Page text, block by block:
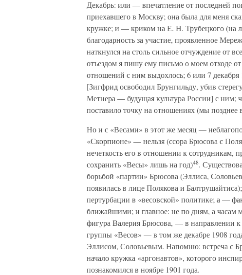
Декабрь: или — впечатление от последней
приехавшего в Москву; она была для меня
кружке; и — криком на Е. Н. Трубецкого (на
благодарность за участие, проявленное
наткнулся на столь сильное отчуждение от
отъездом я пишу ему письмо о моем отходе
отношений с ним выдохлось; 6 или 7 декабря
[Зигфрид освободил Брунгильду, убив
Метнера — будущая культура России] с ним;
поставило точку на отношениях (мы позднее
Но и с «Весами» в этот же месяц —
«Скорпионе» — нельзя (ссора Брюсова с
нечеткость его в отношении к
сохранить «Весы» лишь на год)48.
борьбой «партии» Брюсова (Эллиса,
появилась в лице Полякова и
пертурбации в «весовской» политике; а —
ближайшими; и главное: не по дням, а часам
фигура Валерия Брюсова, — в направлении
группы «Весов» — в том же декабре 1908
Эллисом, Соловьевым. Напомню: встреча с
начало кружка «аргонавтов», которого
познакомился в ноябре 1901 года.